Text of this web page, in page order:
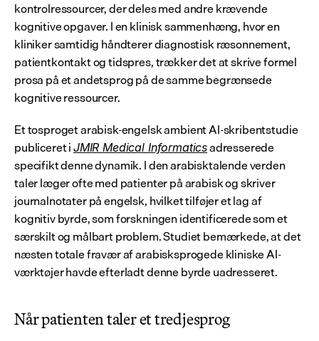
kontrolressourcer, der deles med andre krævende
kognitive opgaver. I en klinisk sammenhæng, hvor en
kliniker samtidig håndterer diagnostisk ræsonnement,
patientkontakt og tidspres, trækker det at skrive formel
prosa på et andetsprog på de samme begrænsede
kognitive ressourcer.
Et tosproget arabisk-engelsk ambient AI-skribentstudie
publiceret i JMIR Medical Informatics adresserede
specifikt denne dynamik. I den arabisktalende verden
taler læger ofte med patienter på arabisk og skriver
journalnotater på engelsk, hvilket tilføjer et lag af
kognitiv byrde, som forskningen identificerede som et
særskilt og målbart problem. Studiet bemærkede, at det
næsten totale fravær af arabisksprogede kliniske AI-
værktøjer havde efterladt denne byrde uadresseret.
Når patienten taler et tredjesprog